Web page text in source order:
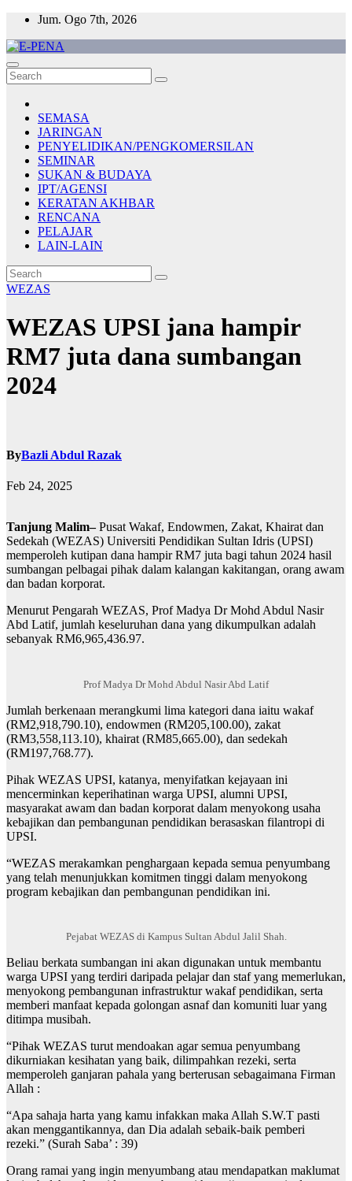
Skip
content
Jum. Ogo 7th, 2026
E-PENA
Berita Digital Terkini
SEMASA
JARINGAN
PENYELIDIKAN/PENGKOMERSILAN
SEMINAR
SUKAN & BUDAYA
IPT/AGENSI
KERATAN AKHBAR
RENCANA
PELAJAR
LAIN-LAIN
WEZAS
WEZAS UPSI jana hampir
RM7 juta dana sumbangan
2024
ByBazli Abdul Razak
Feb 24, 2025
Tanjung Malim–Pusat Wakaf, Endowmen, Zakat, Khairat dan
Sedekah (WEZAS) Universiti Pendidikan Sultan Idris (UPSI)
memperoleh kutipan dana hampir RM7 juta bagi tahun 2024 hasil
sumbangan pelbagai pihak dalam kalangan kakitangan, orang awam
dan badan korporat.
Menurut Pengarah WEZAS, Prof Madya Dr Mohd Abdul Nasir
Abd Latif, jumlah keseluruhan dana yang dikumpulkan adalah
sebanyak RM6,965,436.97.
Prof Madya Dr Mohd Abdul Nasir Abd Latif
Jumlah berkenaan merangkumi lima kategori dana iaitu wakaf
(RM2,918,790.10), endowmen (RM205,100.00), zakat
(RM3,558,113.10), khairat (RM85,665.00), dan sedekah
(RM197,768.77).
Pihak WEZAS UPSI, katanya, menyifatkan kejayaan ini
mencerminkan keperihatinan warga UPSI, alumni UPSI,
masyarakat awam dan badan korporat dalam menyokong usaha
kebajikan dan pembangunan pendidikan berasaskan filantropi di
UPSI.
“WEZAS merakamkan penghargaan kepada semua penyumbang
yang telah menunjukkan komitmen tinggi dalam menyokong
program kebajikan dan pembangunan pendidikan ini.
Pejabat WEZAS di Kampus Sultan Abdul Jalil Shah.
Beliau berkata sumbangan ini akan digunakan untuk membantu
warga UPSI yang terdiri daripada pelajar dan staf yang memerlukan,
menyokong pembangunan infrastruktur wakaf pendidikan, serta
memberi manfaat kepada golongan asnaf dan komuniti luar yang
ditimpa musibah.
“Pihak WEZAS turut mendoakan agar semua penyumbang
dikurniakan kesihatan yang baik, dilimpahkan rezeki, serta
memperoleh ganjaran pahala yang berterusan sebagaimana Firman
Allah :
“Apa sahaja harta yang kamu infakkan maka Allah S.W.T pasti
akan menggantikannya, dan Dia adalah sebaik-baik pemberi
rezeki.” (Surah Saba’ : 39)
Orang ramai yang ingin menyumbang atau mendapatkan maklumat